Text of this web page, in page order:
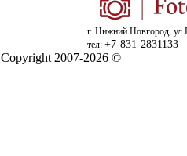
г. Нижний Новгород,
тел: +7-831-2831133
Copyright 2007-2026 ©